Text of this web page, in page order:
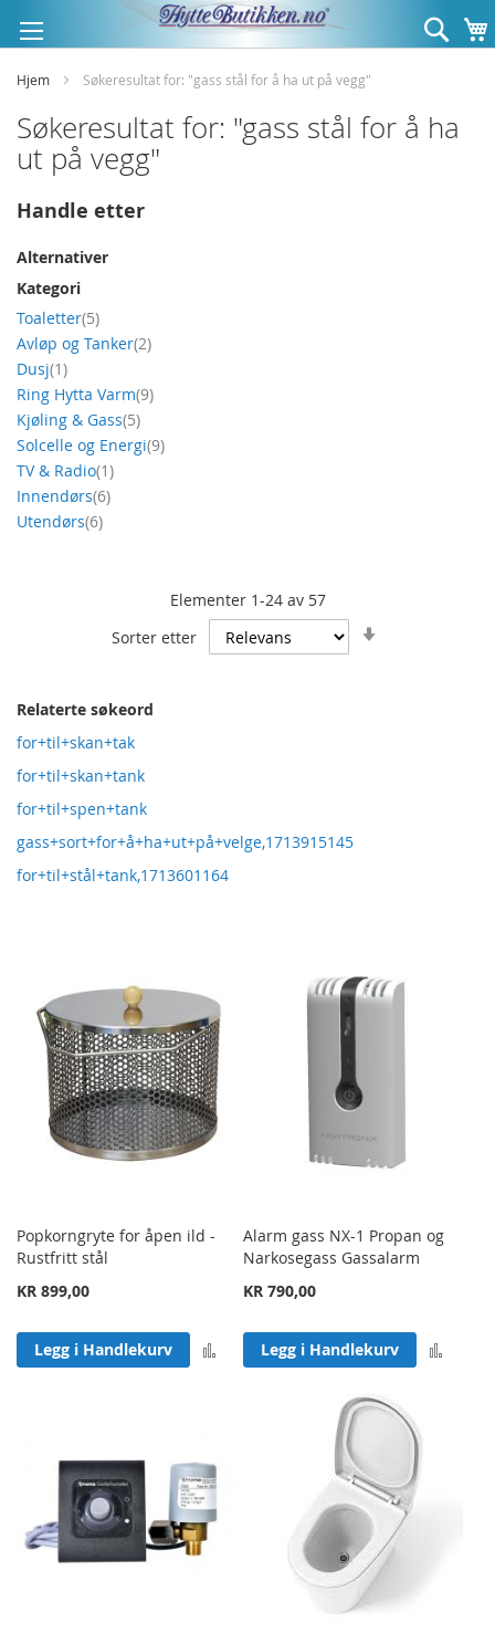
til
innhold
Søk
Hjem Søkeresultat for: "gass stål for å ha ut på vegg"
Søkeresultat for: "gass stål for å ha
ut på vegg"
Elementer 1-24av 57
Sorter etter
Relaterte søkeord
for+til+skan+tak
for+til+skan+tank
for+til+spen+tank
gass+sort+for+å+ha+ut+på+velge,1713915145
for+til+stål+tank,1713601164
Popkorngryte for åpen ild -
Rustfritt stål
KR 899,00
Legg i Handlekurv Legg til sammenligning
Alarm gass NX-1 Propan og
Narkosegass Gassalarm
KR 790,00
Legg i Handlekurv
Handle etter
Alternativer
Kategori
Toaletter 5produkt
Avløp og Tanker 2produkt
Dusj 1produkt
Ring Hytta Varm 9produkt
Kjøling & Gass 5produkt
Solcelle og Energi 9produkt
TV & Radio 1produkt
Innendørs 6produkt
Utendørs 6produkt